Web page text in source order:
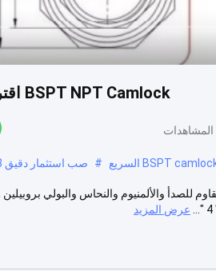
BSPT NPT Camlock اقتران سريع AISI 304316 الألومنيوم
# صب استثمار دقيق 8 بوصة
عرض المزيد